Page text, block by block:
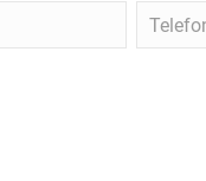
Telefon